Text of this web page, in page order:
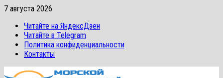
Перейти
содержимому
7 августа 2026
Читайте на ЯндексДзен
Читайте в Telegram
Политика конфиденциальности
Контакты